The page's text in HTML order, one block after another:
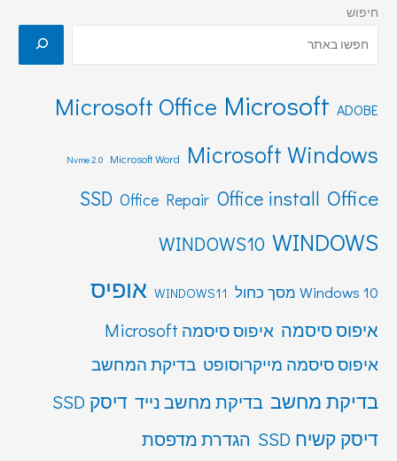
חיפוש
ADOBE
Microsoft
Microsoft Office
Microsoft Windows
Microsoft Word
Nvme 2.0
Office
Office install
Office Repair
SSD
WINDOWS
WINDOWS10
Windows 10 מסך כחול WINDOWS11 אופיס
איפוס סיסמה איפוס סיסמה Microsoft
איפוס סיסמה מייקרוסופט בדיקת המחשב
בדיקת מחשב בדיקת מחשב נייד דיסק SSD
דיסק קשיח SSD
הגדרת מדפסת